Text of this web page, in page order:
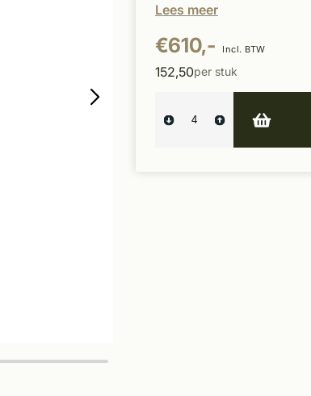
Lees meer
€610,- Incl. BTW
152,50per stuk